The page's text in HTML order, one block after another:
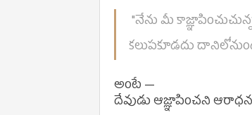
"నేను మీ
కలుపకూడదు
అంటే —
దేవుడు ఆజ్ఞాపించని